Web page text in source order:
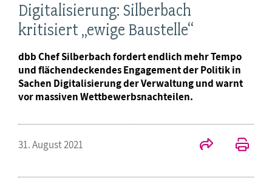
Digitalisierung: Silberbach
kritisiert „ewige Baustelle“
dbb Chef Silberbach fordert endlich mehr Tempo
und flächendeckendes Engagement der Politik in
Sachen Digitalisierung der Verwaltung und warnt
vor massiven Wettbewerbsnachteilen.
31. August 2021